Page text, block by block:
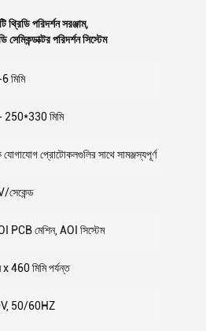
পরিদর্শন সরঞ্জাম,
সেমিকন্ডাক্টর পরিদর্শন সিস্টেম
মিমি
মিমি
যোগাযোগ প্রোটোকলগুলির সাথে সামঞ্জস্যপূর্ণ
সেকেন্ড
PCB মেশিন, AOI সিস্টেম
x 460 মিমি পর্যন্ত
50/60HZ